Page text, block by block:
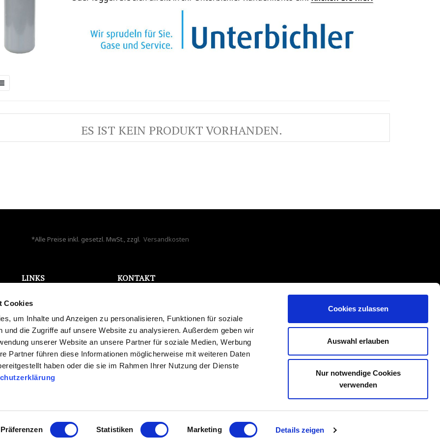
Cookies
um Inhalte und Anzeigen zu personalisieren, Funktionen für soziale
und die Zugriffe auf unsere Website zu analysieren. Außerdem geben wir
unserer Website an unsere Partner für soziale Medien, Werbung
Partner führen diese Informationen möglicherweise mit weiteren Daten
haben oder die sie im Rahmen Ihrer Nutzung der Dienste
Präferenzen Statistiken Marketing Details zeigen
Cookies zulassen
Auswahl erlauben
Nur notwendige Cookies
verwenden
ES IST KEIN PRODUKT VORHANDEN.
*Alle Preise inkl. gesetzl. MwSt., zzgl. Versandkosten
LINKS
AGB
Datenschutz
Impressum
Karriere
Blog
Widerrufsrecht
Versand und Zahlung
KONTAKT
86441 Zusmarshausen
Deutschland
info@bela-aqua.de